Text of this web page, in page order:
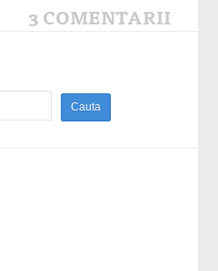
3 COMENTARII